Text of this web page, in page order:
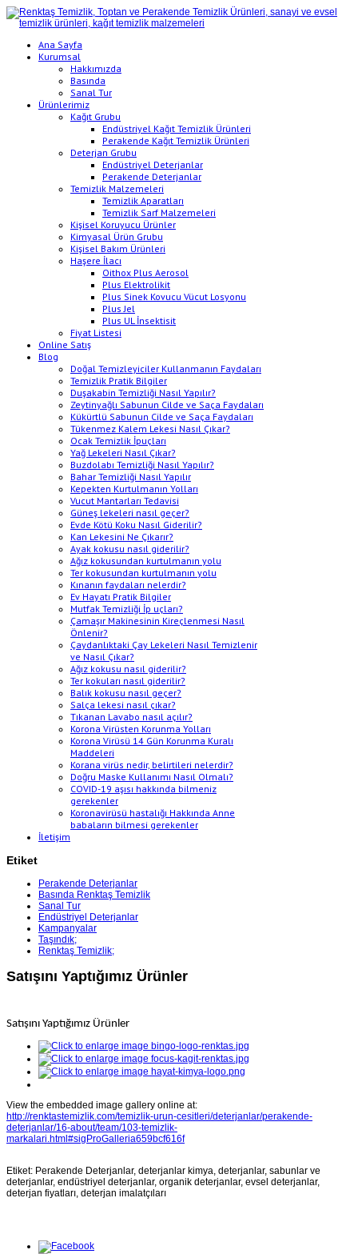
Ana Sayfa
Kurumsal
Hakkımızda
Basında
Sanal Tur
Ürünlerimiz
Kağıt Grubu
Endüstriyel Kağıt Temizlik Ürünleri
Perakende Kağıt Temizlik Ürünleri
Deterjan Grubu
Endüstriyel Deterjanlar
Perakende Deterjanlar
Temizlik Malzemeleri
Temizlik Aparatları
Temizlik Sarf Malzemeleri
Kişisel Koruyucu Ürünler
Kimyasal Ürün Grubu
Kişisel Bakım Ürünleri
Haşere İlacı
Oithox Plus Aerosol
Plus Elektrolikit
Plus Sinek Kovucu Vücut Losyonu
Plus Jel
Plus UL İnsektisit
Fiyat Listesi
Online Satış
Blog
Doğal Temizleyiciler Kullanmanın Faydaları
Temizlik Pratik Bilgiler
Duşakabin Temizliği Nasıl Yapılır?
Zeytinyağlı Sabunun Cilde ve Saça Faydaları
Kükürtlü Sabunun Cilde ve Saça Faydaları
Tükenmez Kalem Lekesi Nasıl Çıkar?
Ocak Temizlik İpuçları
Yağ Lekeleri Nasıl Çıkar?
Buzdolabı Temizliği Nasıl Yapılır?
Bahar Temizliği Nasıl Yapılır
Kepekten Kurtulmanın Yolları
Vucut Mantarları Tedavisi
Güneş lekeleri nasıl geçer?
Evde Kötü Koku Nasıl Giderilir?
Kan Lekesini Ne Çıkarır?
Ayak kokusu nasıl giderilir?
Ağız kokusundan kurtulmanın yolu
Ter kokusundan kurtulmanın yolu
Kınanın faydaları nelerdir?
Ev Hayatı Pratik Bilgiler
Mutfak Temizliği İp uçları?
Çamaşır Makinesinin Kireçlenmesi Nasıl
Önlenir?
Çaydanlıktaki Çay Lekeleri Nasıl Temizlenir
ve Nasıl Çıkar?
Ağız kokusu nasıl giderilir?
Ter kokuları nasıl giderilir?
Balık kokusu nasıl geçer?
Salça lekesi nasıl çıkar?
Tıkanan Lavabo nasıl açılır?
Korona Virüsten Korunma Yolları
Korona Virüsü 14 Gün Korunma Kuralı
Maddeleri
Korana virüs nedir, belirtileri nelerdir?
Doğru Maske Kullanımı Nasıl Olmalı?
COVID-19 aşısı hakkında bilmeniz
gerekenler
Koronavirüsü hastalığı Hakkında Anne
babaların bilmesi gerekenler
İletişim
Etiket
Perakende Deterjanlar
Basında Renktaş Temizlik
Sanal Tur
Endüstriyel Deterjanlar
Kampanyalar
Taşındık;
Renktaş Temizlik;
Satışını Yaptığımız Ürünler
Satışını Yaptığımız Ürünler
View the embedded image gallery online at:
http://renktastemizlik.com/temizlik-urun-cesitleri/deterjanlar/perakende-
deterjanlar/16-about/team/103-temizlik-
markalari.html#sigProGalleria659bcf616f
Etiket: Perakende Deterjanlar, deterjanlar kimya, deterjanlar, sabunlar ve
deterjanlar, endüstriyel deterjanlar, organik deterjanlar, evsel deterjanlar,
deterjan fiyatları, deterjan imalatçıları